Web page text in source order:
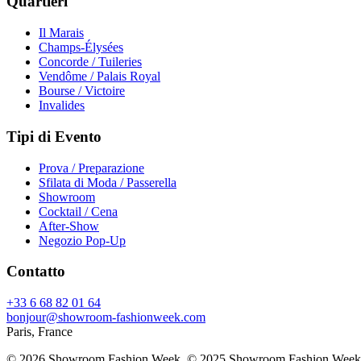
Il Marais
Champs-Élysées
Concorde / Tuileries
Vendôme / Palais Royal
Bourse / Victoire
Invalides
Tipi di Evento
Prova / Preparazione
Sfilata di Moda / Passerella
Showroom
Cocktail / Cena
After-Show
Negozio Pop-Up
Contatto
+33 6 68 82 01 64
bonjour@showroom-fashionweek.com
Paris, France